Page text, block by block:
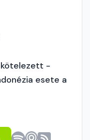
kötelezett -
esete a